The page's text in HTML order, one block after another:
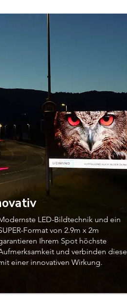
LED-Bildtechnik und ein
Format von 2.9m x 2m
Ihrem Spot höchste
und verbinden diese
einer innovativen Wirkung.